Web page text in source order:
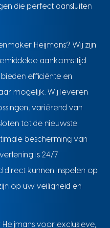
die perfect aansluiten
Heijmans? Wij zijn
aankomsttijd
efficiënte en
mogelijk. Wij leveren
variërend van
tot de nieuwste
bescherming van
is 24/7
direct kunnen inspelen op
op uw veiligheid en
voor exclusieve,